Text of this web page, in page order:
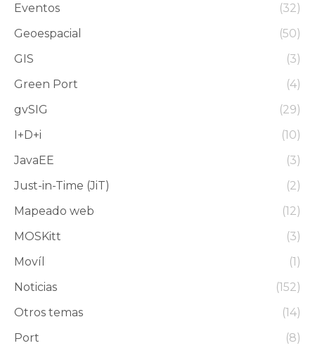
Eventos
(32)
Geoespacial
(50)
GIS
(3)
Green Port
(4)
gvSIG
(29)
I+D+i
(10)
JavaEE
(3)
Just-in-Time (JiT)
(2)
Mapeado web
(12)
MOSKitt
(3)
Movíl
(1)
Noticias
(152)
Otros temas
(14)
Port
(8)